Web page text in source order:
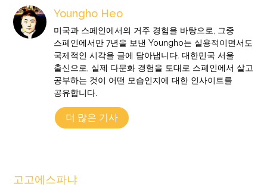
Youngho Heo
미국과 스페인에서의 거주 경험을 바탕으로, 그중
스페인에서만 7년을 보낸 Youngho는 실용적이면서도
국제적인 시각을 글에 담아냅니다. 대한민국 서울
출신으로, 실제 다문화 경험을 토대로 스페인에서 살고
공부하는 것이 어떤 모습인지에 대한 인사이트를
공유합니다.
더 많은 기사
고고에스파냐